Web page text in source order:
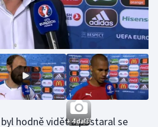
+ 4 další
hodně vidět a postaral se